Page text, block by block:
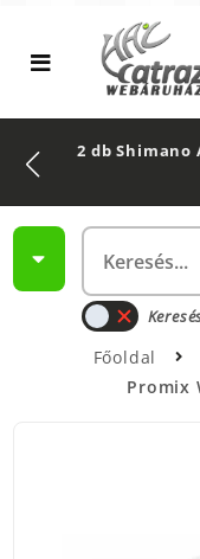
2 db Shimano
Főoldal
Promix